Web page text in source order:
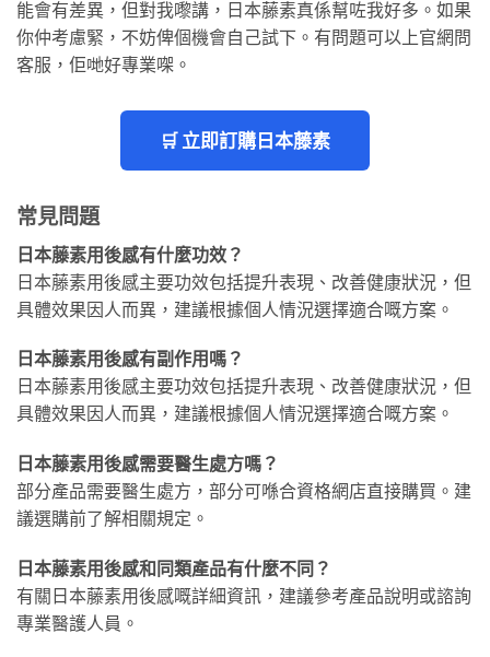
能會有差異，但對我嚟講，日本藤素真係幫咗我好多。如果
你仲考慮緊，不妨俾個機會自己試下。有問題可以上官網問
客服，佢哋好專業㗎。
🛒 立即訂購日本藤素
常見問題
日本藤素用後感有什麼功效？
日本藤素用後感主要功效包括提升表現、改善健康狀況，但
具體效果因人而異，建議根據個人情況選擇適合嘅方案。
日本藤素用後感有副作用嗎？
日本藤素用後感主要功效包括提升表現、改善健康狀況，但
具體效果因人而異，建議根據個人情況選擇適合嘅方案。
日本藤素用後感需要醫生處方嗎？
部分產品需要醫生處方，部分可喺合資格網店直接購買。建
議選購前了解相關規定。
日本藤素用後感和同類產品有什麼不同？
有關日本藤素用後感嘅詳細資訊，建議參考產品說明或諮詢
專業醫護人員。